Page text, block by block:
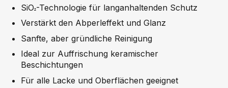
SiO₂-Technologie für langanhaltenden Schutz
Verstärkt den Abperleffekt und Glanz
Sanfte, aber gründliche Reinigung
Ideal zur Auffrischung keramischer
Beschichtungen
Für alle Lacke und Oberflächen geeignet